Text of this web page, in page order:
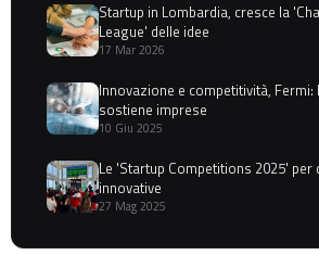
Startup in Lombardia, cresce la
League' delle idee
17 Mar 2026
Innovazione e competitività, Fermi:
sostiene imprese
10 Giu 2025
Le 'Startup Competitions 2025' per
innovative
27 Mag 2025